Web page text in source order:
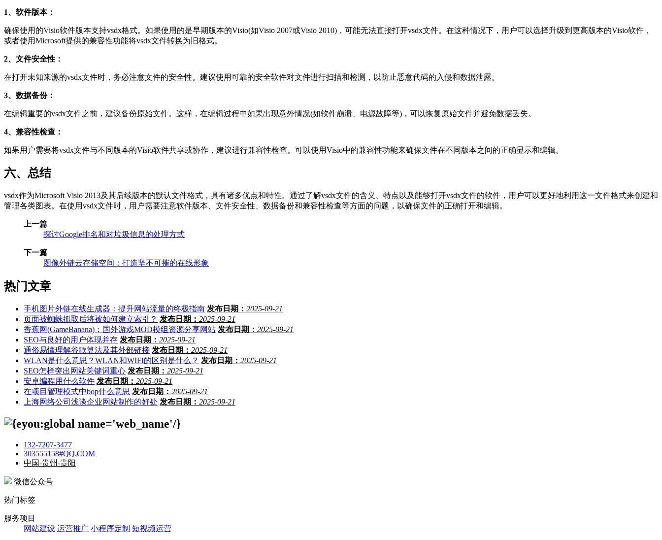
1、软件版本：
确保使用的Visio软件版本支持vsdx格式。如果使用的是早期版本的Visio(如Visio 2007或Visio 2010)，可能无法直接打开vsdx文件。在这种情况下，用户可以选择升级到更高版本的Visio软件，
或者使用Microsoft提供的兼容性功能将vsdx文件转换为旧格式。
2、文件安全性：
在打开未知来源的vsdx文件时，务必注意文件的安全性。建议使用可靠的安全软件对文件进行扫描和检测，以防止恶意代码的入侵和数据泄露。
3、数据备份：
在编辑重要的vsdx文件之前，建议备份原始文件。这样，在编辑过程中如果出现意外情况(如软件崩溃、电源故障等)，可以恢复原始文件并避免数据丢失。
4、兼容性检查：
如果用户需要将vsdx文件与不同版本的Visio软件共享或协作，建议进行兼容性检查。可以使用Visio中的兼容性功能来确保文件在不同版本之间的正确显示和编辑。
六、总结
vsdx作为Microsoft Visio 2013及其后续版本的默认文件格式，具有诸多优点和特性。通过了解vsdx文件的含义、特点以及能够打开vsdx文件的软件，用户可以更好地利用这一文件格式来创建和
管理各类图表。在使用vsdx文件时，用户需要注意软件版本、文件安全性、数据备份和兼容性检查等方面的问题，以确保文件的正确打开和编辑。
上一篇
探讨Google排名和对垃圾信息的处理方式
下一篇
图像外链云存储空间：打造坚不可摧的在线形象
热门文章
手机图片外链在线生成器：提升网站流量的终极指南 发布日期： 2025-09-21
页面被蜘蛛抓取后将被如何建立索引？ 发布日期： 2025-09-21
香蕉网(GameBanana)：国外游戏MOD模组资源分享网站 发布日期： 2025-09-21
SEO与良好的用户体现并存 发布日期： 2025-09-21
通俗易懂理解谷歌算法及其外部链接 发布日期： 2025-09-21
WLAN是什么意思？WLAN和WIFI的区别是什么？ 发布日期： 2025-09-21
SEO怎样突出网站关键词重心 发布日期： 2025-09-21
安卓编程用什么软件 发布日期： 2025-09-21
在项目管理模式中bop什么意思 发布日期： 2025-09-21
上海网络公司浅谈企业网站制作的好处 发布日期： 2025-09-21
132-7207-3477
303555158#QQ.COM
中国-贵州-贵阳
微信公众号
热门标签
服务项目
网站建设 运营推广 小程序定制 短视频运营